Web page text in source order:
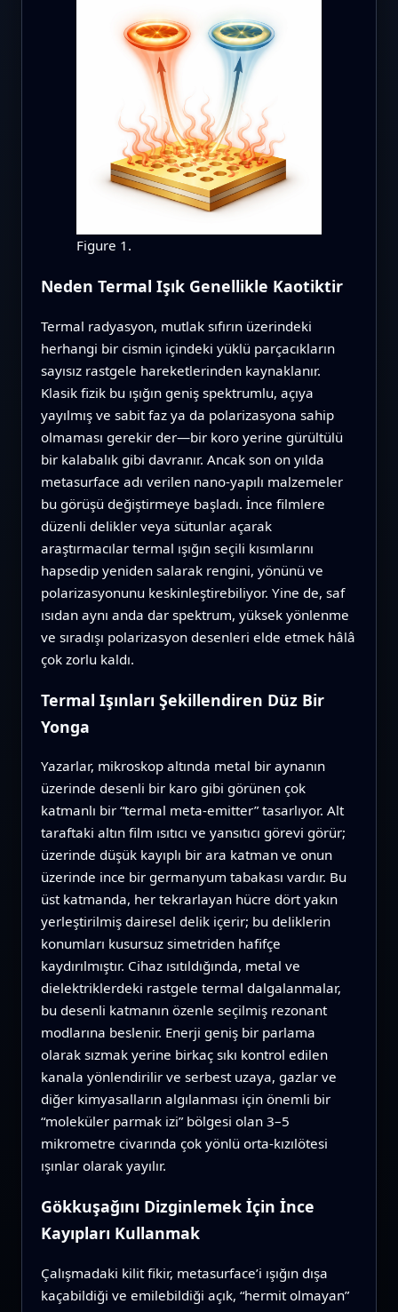
Figure 1.
Neden Termal Işık Genellikle Kaotiktir
Termal radyasyon, mutlak sıfırın üzerindeki
herhangi bir cismin içindeki yüklü parçacıkların
sayısız rastgele hareketlerinden kaynaklanır.
Klasik fizik bu ışığın geniş spektrumlu, açıya
yayılmış ve sabit faz ya da polarizasyona sahip
olmaması gerekir der—bir koro yerine gürültülü
bir kalabalık gibi davranır. Ancak son on yılda
metasurface adı verilen nano‑yapılı malzemeler
bu görüşü değiştirmeye başladı. İnce filmlere
düzenli delikler veya sütunlar açarak
araştırmacılar termal ışığın seçili kısımlarını
hapsedip yeniden salarak rengini, yönünü ve
polarizasyonunu keskinleştirebiliyor. Yine de, saf
ısıdan aynı anda dar spektrum, yüksek yönlenme
ve sıradışı polarizasyon desenleri elde etmek hâlâ
çok zorlu kaldı.
Termal Işınları Şekillendiren Düz Bir
Yonga
Yazarlar, mikroskop altında metal bir aynanın
üzerinde desenli bir karo gibi görünen çok
katmanlı bir “termal meta‑emitter” tasarlıyor. Alt
taraftaki altın film ısıtıcı ve yansıtıcı görevi görür;
üzerinde düşük kayıplı bir ara katman ve onun
üzerinde ince bir germanyum tabakası vardır. Bu
üst katmanda, her tekrarlayan hücre dört yakın
yerleştirilmiş dairesel delik içerir; bu deliklerin
konumları kusursuz simetriden hafifçe
kaydırılmıştır. Cihaz ısıtıldığında, metal ve
dielektriklerdeki rastgele termal dalgalanmalar,
bu desenli katmanın özenle seçilmiş rezonant
modlarına beslenir. Enerji geniş bir parlama
olarak sızmak yerine birkaç sıkı kontrol edilen
kanala yönlendirilir ve serbest uzaya, gazlar ve
diğer kimyasalların algılanması için önemli bir
“moleküler parmak izi” bölgesi olan 3–5
mikrometre civarında çok yönlü orta‑kızılötesi
ışınlar olarak yayılır.
Gökkuşağını Dizginlemek İçin İnce
Kayıpları Kullanmak
Çalışmadaki kilit fikir, metasurface’i ışığın dışa
kaçabildiği ve emilebildiği açık, “hermit olmayan”